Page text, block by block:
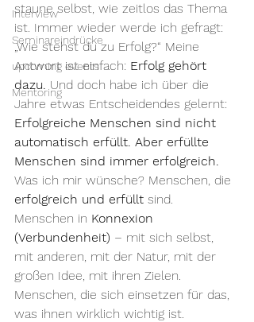
Interview
Seminareindrücke
upcoming events
Mentoring
staune selbst, wie zeitlos das Thema
ist. Immer wieder werde ich gefragt:
„Wie stehst du zu Erfolg?“ Meine
Antwort ist einfach: Erfolg gehört
dazu. Und doch habe ich über die
Jahre etwas Entscheidendes gelernt:
Erfolgreiche Menschen sind nicht
automatisch erfüllt. Aber erfüllte
Menschen sind immer erfolgreich.
Was ich mir wünsche? Menschen, die
erfolgreich und erfüllt sind.
Menschen in Konnexion
(Verbundenheit) – mit sich selbst,
mit anderen, mit der Natur, mit der
großen Idee, mit ihren Zielen.
Menschen, die sich einsetzen für das,
was ihnen wirklich wichtig ist.